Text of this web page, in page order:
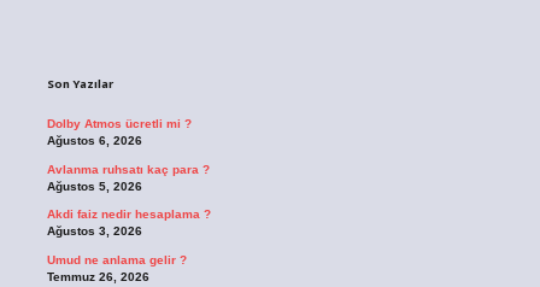
Son Yazılar
Dolby Atmos ücretli mi ?
Ağustos 6, 2026
Avlanma ruhsatı kaç para ?
Ağustos 5, 2026
Akdi faiz nedir hesaplama ?
Ağustos 3, 2026
Umud ne anlama gelir ?
Temmuz 26, 2026